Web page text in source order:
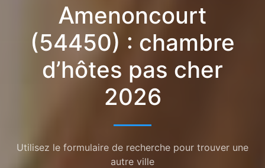
Amenoncourt
(54450) : chambre
d’hôtes pas cher
2026
Utilisez le formulaire de recherche pour trouver une
autre ville